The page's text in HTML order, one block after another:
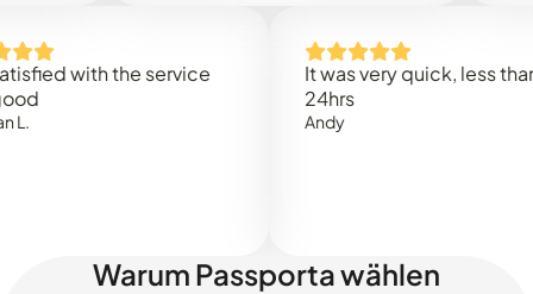
with the service
It was very quick, less than
Warum Passporta wählen